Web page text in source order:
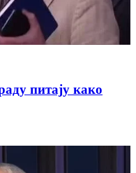
питају како